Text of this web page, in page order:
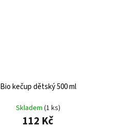
Bio kečup dětský 500 ml
Skladem (1 ks)
112 Kč